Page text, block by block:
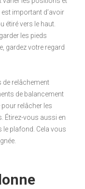
important d’avoir
étiré vers le haut.
les pieds
gardez votre regard
de relâchement
de balancement
pour relâcher les
Étirez-vous aussi en
plafond. Cela vous